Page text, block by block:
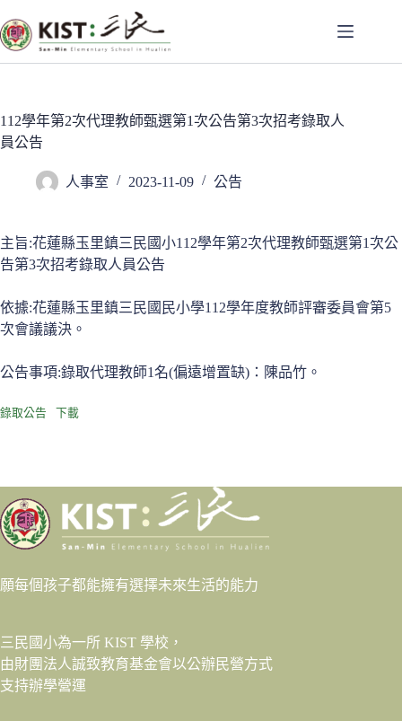
至
主
容
112學年第2次代理教師甄選第1次公告第3次招考錄取人
員公告
人事室 2023-11-09 公告
主旨:花蓮縣玉里鎮三民國小112學年第2次代理教師甄選第1次公
告第3次招考錄取人員公告
依據:花蓮縣玉里鎮三民國民小學112學年度教師評審委員會第5
次會議議決。
公告事項:錄取代理教師1名(偏遠增置缺)：陳品竹。
錄取公告 下載
願每個孩子都能擁有選擇未來生活的能力
三民國小為一所 KIST 學校，
由財團法人誠致教育基金會以公辦民營方式
支持辦學營運